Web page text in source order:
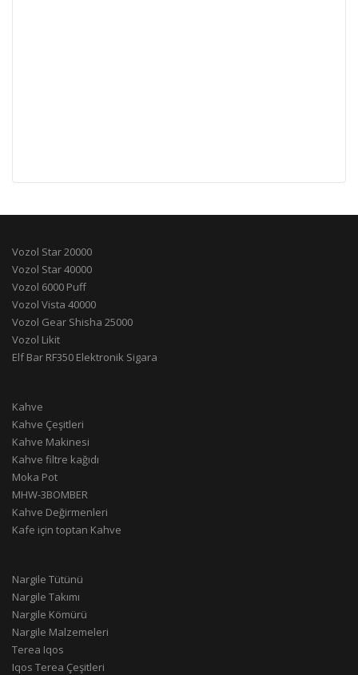
Vozol Star 20000
Vozol Star 40000
Vozol 6000 Puff
Vozol Vista 40000
Vozol Gear Shisha 25000
Vozol Likit
Elf Bar RF350 Elektronik Sigara
Kahve
Kahve Çeşitleri
Kahve Makinesi
Kahve filtre kağıdı
Moka Pot
MHW-3BOMBER
Kahve Değirmenleri
Kafe için toptan Kahve
Nargile Tütünü
Nargile Takımı
Nargile Kömürü
Nargile Malzemeleri
Terea Iqos
Iqos Terea Çeşitleri